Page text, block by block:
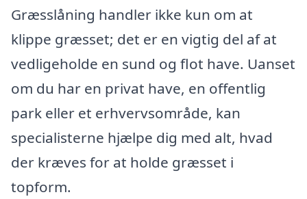
Græsslåning handler ikke kun om at
klippe græsset; det er en vigtig del af at
vedligeholde en sund og flot have. Uanset
om du har en privat have, en offentlig
park eller et erhvervsområde, kan
specialisterne hjælpe dig med alt, hvad
der kræves for at holde græsset i
topform.